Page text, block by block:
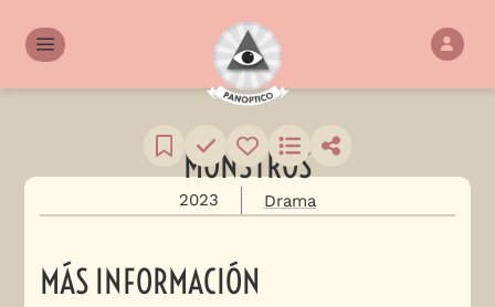
MONSTROS
2023 Drama
MÁS INFORMACIÓN